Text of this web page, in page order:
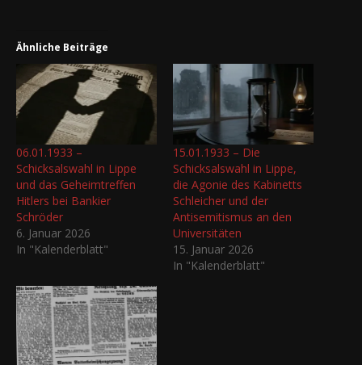
Ähnliche Beiträge
06.01.1933 –
Schicksalswahl in Lippe
und das Geheimtreffen
Hitlers bei Bankier
Schröder
6. Januar 2026
In "Kalenderblatt"
15.01.1933 – Die
Schicksalswahl in Lippe,
die Agonie des Kabinetts
Schleicher und der
Antisemitismus an den
Universitäten
15. Januar 2026
In "Kalenderblatt"